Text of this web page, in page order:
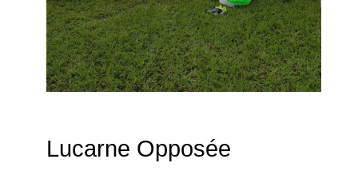
Lucarne Opposée